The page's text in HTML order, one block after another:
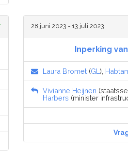
28 juni 2023 - 13 juli 2023
Inperking
Laura Bromet (GL ),
Vivianne Heijnen
Harbers (minister